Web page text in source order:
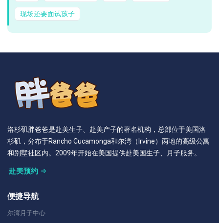
现场还要面试孩子
洛杉矶胖爸爸是赴美生子、赴美产子的著名机构，总部位于美国洛
杉矶，分布于Rancho Cucamonga和尔湾（Irvine）两地的高级公寓
和别墅社区内。2009年开始在美国提供赴美国生子、月子服务。
赴美预约
便捷导航
尔湾月子中心